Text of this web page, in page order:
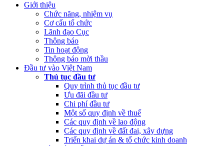
Giới thiệu
Chức năng, nhiệm vụ
Cơ cấu tổ chức
Lãnh đạo Cục
Thông báo
Tin hoạt động
Thông báo mời thầu
Đầu tư vào Việt Nam
Thủ tục đầu tư
Quy trình thủ tục đầu tư
Ưu đãi đầu tư
Chi phí đầu tư
Một số quy định về thuế
Các quy định về lao động
Các quy định về đất đai, xây dựng
Triển khai dự án & tổ chức kinh doanh